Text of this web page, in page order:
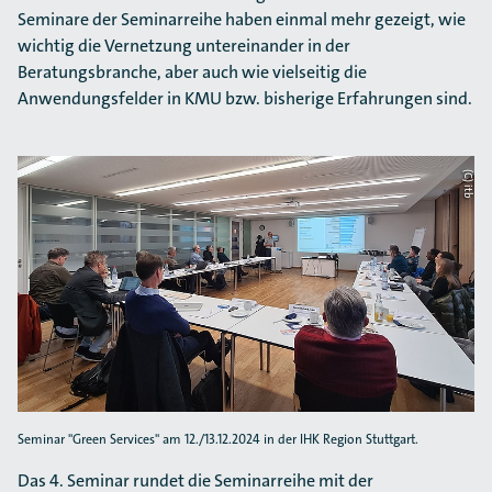
Seminare der Seminarreihe haben einmal mehr gezeigt, wie
wichtig die Vernetzung untereinander in der
Beratungsbranche, aber auch wie vielseitig die
Anwendungsfelder in KMU bzw. bisherige Erfahrungen sind.
Seminar "Green Services" am 12./13.12.2024 in der IHK Region Stuttgart.
(C) itb
Das 4. Seminar rundet die Seminarreihe mit der